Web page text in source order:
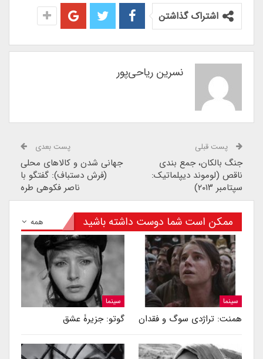
اشتراک گذاشتن
نسرین ریاحی‌پور
پست قبلی
جنگ بالکان، جمع بندی
ناقص (لوموند دیپلماتیک:
سپتامبر ۲۰۱۳)
پست بعدی
جهانی شدن و کالاهای محلی
(فرش دستباف): گفتگو با
ناصر فکوهی طره
همه ممکن است شما دوست داشته باشید
سینما
همنت: تراژدی سوگ و فقدان
سینما
گوتو: جزیرۀ عشق